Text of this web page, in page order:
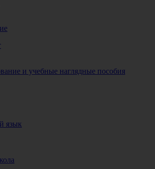
и учебные наглядные пособия
язык